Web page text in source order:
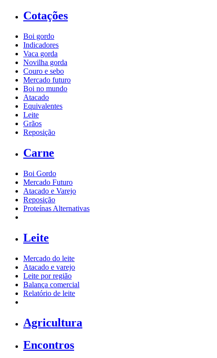
Cotações
Boi gordo
Indicadores
Vaca gorda
Novilha gorda
Couro e sebo
Mercado futuro
Boi no mundo
Atacado
Equivalentes
Leite
Grãos
Reposição
Carne
Boi Gordo
Mercado Futuro
Atacado e Varejo
Reposição
Proteínas Alternativas
Leite
Mercado do leite
Atacado e varejo
Leite por região
Balança comercial
Relatório de leite
Agricultura
Encontros